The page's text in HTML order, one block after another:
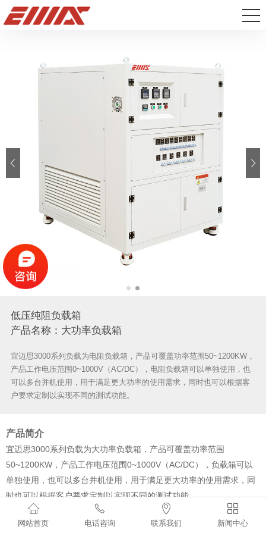
低压纯阻负载箱
产品名称：大功率负载箱
宜迈思3000系列负载为电阻负载箱，产品可覆盖功率范围50~1200KW，
产品工作电压范围0~1000V（AC/DC），电阻负载箱可以单独使用，也
可以多台并机使用，用于满足更大功率的使用需求，同时也可以根据客
户要求定制以实现不同的测试功能。
产品简介
宜迈思3000系列负载为大功率负载箱，产品可覆盖功率范围
50~1200KW，产品工作电压范围0~1000V（AC/DC），负载箱可以
单独使用，也可以多台并机使用，用于满足更大功率的使用需求，同
时也可以根据客户要求定制以实现不同的测试功能。
宜迈思3000系列交流大功率负载箱主要用于电力、电信等部门及生产
厂家的在线大功率UPS（不间断电源）及发电机组的性能检测、老化

网站首页

电话咨询

联系我们

新闻中心